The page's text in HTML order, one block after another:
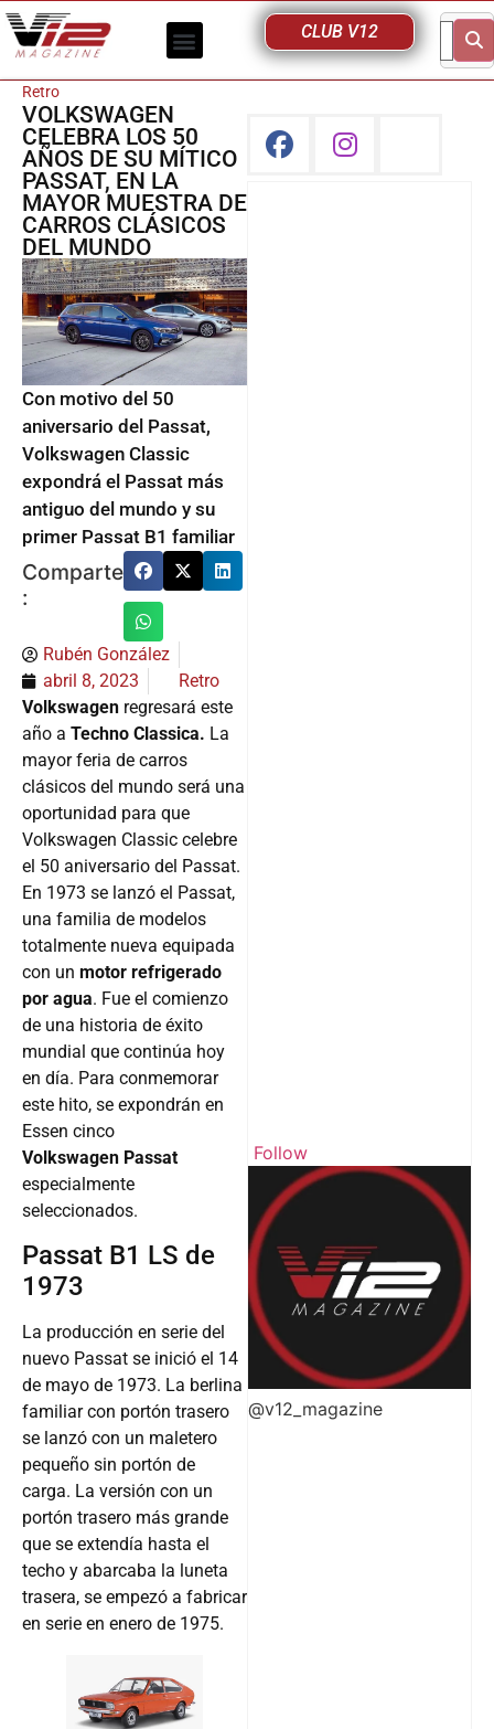
CLUB V12
Retro
VOLKSWAGEN
CELEBRA LOS 50
AÑOS DE SU MÍTICO
PASSAT, EN LA
MAYOR MUESTRA DE
CARROS CLÁSICOS
DEL MUNDO
Con motivo del 50
aniversario del Passat,
Volkswagen Classic
expondrá el Passat más
antiguo del mundo y su
primer Passat B1 familiar
Comparte
:
Rubén González
abril 8, 2023
Retro
Volkswagen regresará este
año a Techno Classica. La
mayor feria de carros
clásicos del mundo será una
oportunidad para que
Volkswagen Classic celebre
el 50 aniversario del Passat.
En 1973 se lanzó el Passat,
una familia de modelos
totalmente nueva equipada
con un motor refrigerado
por agua. Fue el comienzo
de una historia de éxito
mundial que continúa hoy
en día. Para conmemorar
este hito, se expondrán en
Essen cinco
Volkswagen Passat
especialmente
seleccionados.
Passat B1 LS de
1973
La producción en serie del
nuevo Passat se inició el 14
de mayo de 1973. La berlina
familiar con portón trasero
se lanzó con un maletero
pequeño sin portón de
carga. La versión con un
portón trasero más grande
que se extendía hasta el
techo y abarcaba la luneta
trasera, se empezó a fabricar
en serie en enero de 1975.
Follow
@v12_magazine